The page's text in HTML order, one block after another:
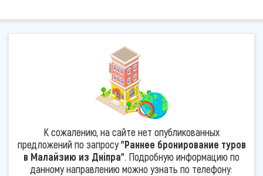
К сожалению, на сайте нет опубликованных
предложений по запросу"Раннее бронирование туров
в Малайзию из Дніпра". Подробную информацию по
данному направлению можно узнать по телефону: